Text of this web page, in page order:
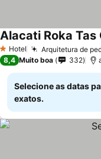
1 Estrelas
Hotel Arquitetura de
Alacati Roka Tas
8,4 Muito boa 332
Selecione as datas
exatos.